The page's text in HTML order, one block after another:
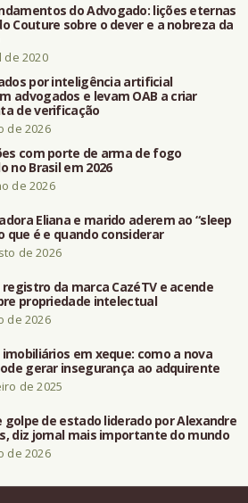
do Advogado: lições eternas
Couture sobre o dever e a nobreza da
de 2020
por inteligência artificial
advogados e levam OAB a criar
de verificação
de 2026
com porte de arma de fogo
no Brasil em 2026
de 2026
Eliana e marido aderem ao “sleep
que é e quando considerar
de 2026
registro da marca CazéTV e acende
propriedade intelectual
de 2026
em xeque: como a nova
gerar insegurança ao adquirente
de 2025
golpe de estado liderado por Alexandre
diz jornal mais importante do mundo
de 2026